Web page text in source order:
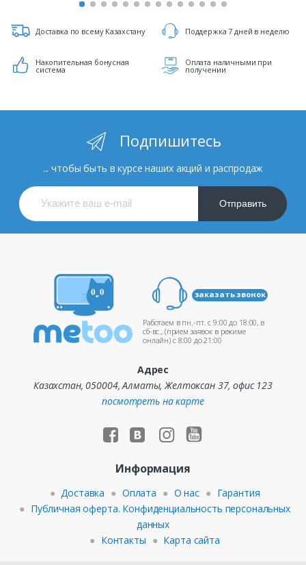
Доставка по всему Казахстану Поддержка 7 дней в неделю
Накопительная бонусная
система
Оплата наличными при
получении
Подпишитесь
... чтобы быть в курсе наших акций и распродаж
Отправить
заказать звонок
Работаем в пн.-пт. c 9:00 до 18:00, в
сб-вс., (прием заявок в режиме
онлайн) c 8:00 до 21:00
Адрес
Казахстан, 050004, Алматы, Желтоксан 37, офис 123
посмотреть на карте
Информация
Доставка Оплата О нас
Гарантия
Публичная оферта. Конфиденциальность персональных
данных
Контакты
Карта сайта